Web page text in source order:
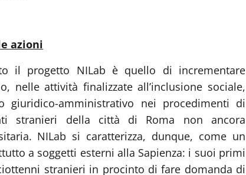
azioni
il progetto NILab è quello di incrementare
nelle attività finalizzate all’inclusione sociale,
amministrativo nei procedimenti di
stranieri della città di Roma non ancora
NILab si caratterizza, dunque, come un
a soggetti esterni alla Sapienza: i suoi primi
stranieri in procinto di fare domanda di